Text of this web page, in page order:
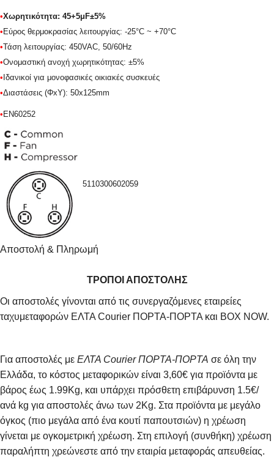
•Χωρητικότητα: 45+5μF±5%
• Εύρος θερμοκρασίας λειτουργίας: -25°C ~ +70°C
•Τάση λειτουργίας: 450VAC, 50/60Hz
•Ονομαστική ανοχή χωρητικότητας: ±5%
• Ιδανικοί για μονοφασικές οικιακές συσκευές
•Διαστάσεις (ΦxΥ): 50x125mm
• EN60252
5110300602059
Αποστολή & Πληρωμή
ΤΡΟΠΟΙ ΑΠΟΣΤΟΛΗΣ
Οι αποστολές γίνονται από τις συνεργαζόμενες εταιρείες
ταχυμεταφορών ΕΛΤΑ Courier ΠΟΡΤΑ-ΠΟΡΤΑ και BOX NOW.
Για αποστολές με ΕΛΤΑ Courier ΠΟΡΤΑ-ΠΟΡΤΑ σε όλη την
Ελλάδα, το κόστος μεταφορικών είναι 3,60€ για προϊόντα με
βάρος έως 1.99Kg, και υπάρχει πρόσθετη επιβάρυνση 1.5€/
ανά kg για αποστολές άνω των 2Κg. Στα προϊόντα με μεγάλο
όγκος (πιο μεγάλα από ένα κουτί παπουτσιών) η χρέωση
γίνεται με ογκομετρική χρέωση. Στη επιλογή (συνθήκη) χρέωση
παραλήπτη χρεώνεστε από την εταιρία μεταφοράς απευθείας.